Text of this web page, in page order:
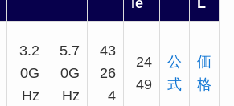
3.2
0G
Hz
5.7
0G
Hz
43
26
4
24
49
公
式
価
格